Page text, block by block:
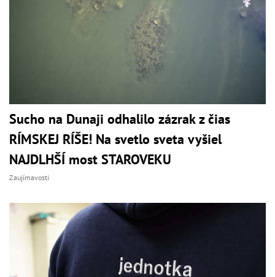
Sucho na Dunaji odhalilo zázrak z čias
RÍMSKEJ RÍŠE! Na svetlo sveta vyšiel
NAJDLHŠÍ most STAROVEKU
Zaujímavosti